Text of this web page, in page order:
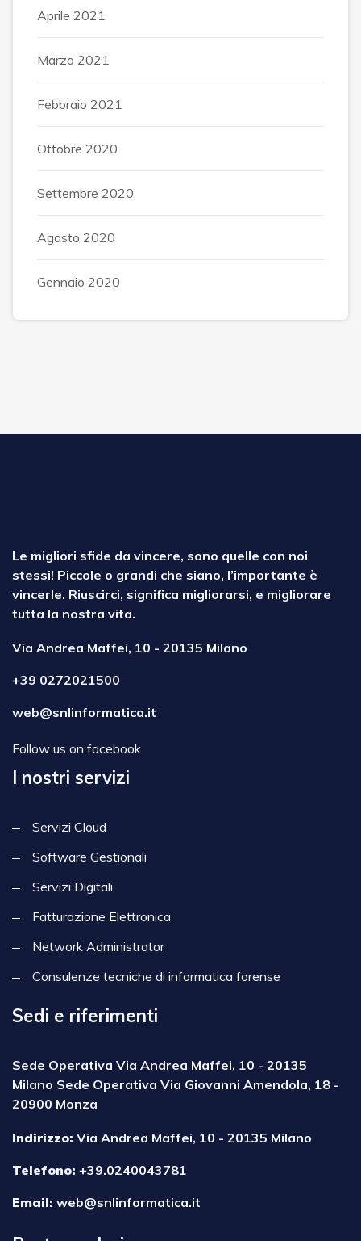
Aprile 2021
Marzo 2021
Febbraio 2021
Ottobre 2020
Settembre 2020
Agosto 2020
Gennaio 2020
Le migliori sfide da vincere, sono quelle con noi
stessi! Piccole o grandi che siano, l’importante è
vincerle. Riuscirci, significa migliorarsi, e migliorare
tutta la nostra vita.
Via Andrea Maffei, 10 - 20135 Milano
+39 0272021500
web@snlinformatica.it
Follow us on facebook
I nostri servizi
Servizi Cloud
Software Gestionali
Servizi Digitali
Fatturazione Elettronica
Network Administrator
Consulenze tecniche di informatica forense
Sedi e riferimenti
Sede Operativa Via Andrea Maffei, 10 - 20135
Milano Sede Operativa Via Giovanni Amendola, 18 -
20900 Monza
Indirizzo: Via Andrea Maffei, 10 - 20135 Milano
Telefono: +39.0240043781
Email: web@snlinformatica.it